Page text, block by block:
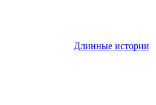
Длинные истории